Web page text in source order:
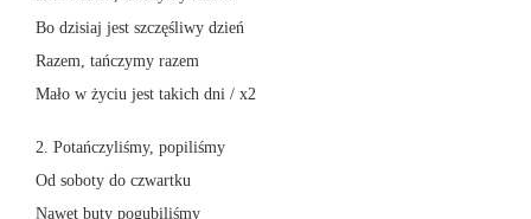
Bo dzisiaj jest szczęśliwy dzień
Razem, tańczymy razem
Mało w życiu jest takich dni / x2
2. Potańczyliśmy, popiliśmy
Od soboty do czwartku
Nawet buty pogubiliśmy